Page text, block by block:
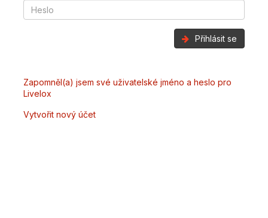
Přihlásit se
Zapomněl(a) jsem své uživatelské jméno a heslo pro
Livelox
Vytvořit nový účet